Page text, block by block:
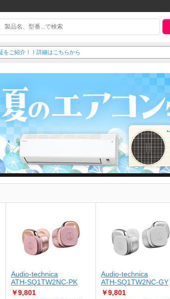
をご紹介！！詳細はこちらから
Audio-technica
ATH-SQ1TW2NC-PK
￥9,801
Audio-technica
ATH-SQ1TW2NC-GY
￥9,801